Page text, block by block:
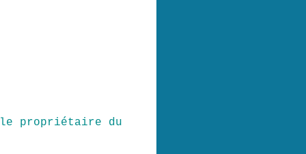
propriétaire du